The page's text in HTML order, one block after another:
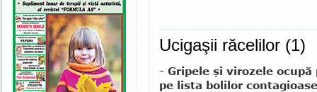
Ucigaşii răcelilor (1)
- Gripele şi virozele ocupă
pe lista bolilor